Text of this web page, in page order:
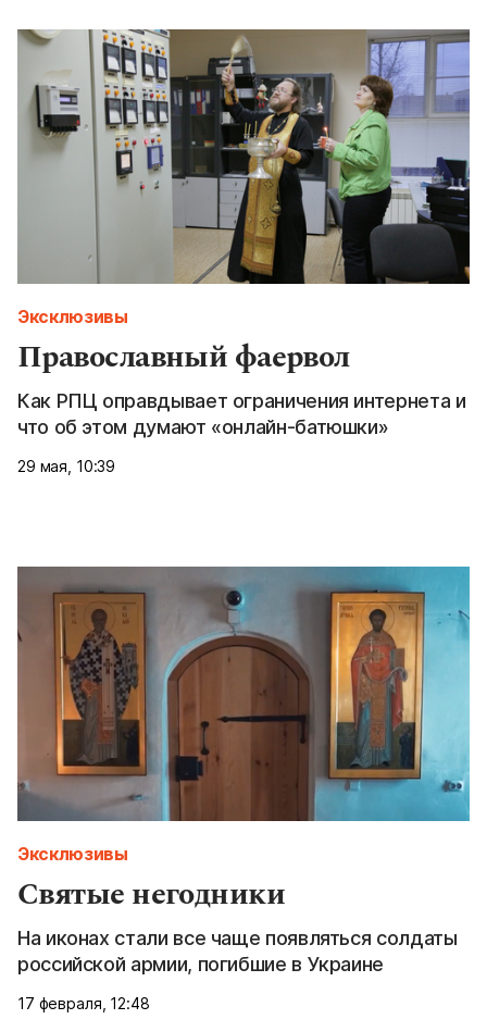
Эксклюзивы
Православный фаервол
Как РПЦ оправдывает ограничения интернета и
что об этом думают «онлайн-батюшки»
29 мая, 10:39
Эксклюзивы
Святые негодники
На иконах стали все чаще появляться солдаты
российской армии, погибшие в Украине
17 февраля, 12:48